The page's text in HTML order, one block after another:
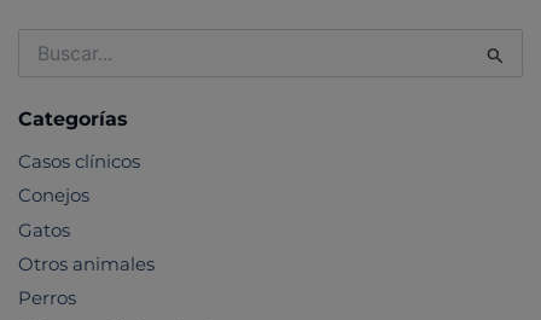
por:
Categorías
Casos clínicos
Conejos
Gatos
Otros animales
Perros